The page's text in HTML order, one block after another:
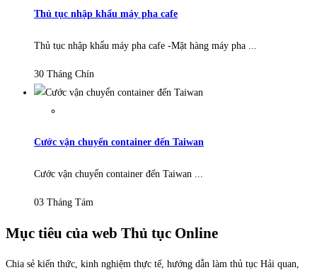
Thủ tục nhập khẩu máy pha cafe
Thủ tục nhập khẩu máy pha cafe -Mặt hàng máy pha ...
30 Tháng Chín
Cước vận chuyển container đến Taiwan
Cước vận chuyển container đến Taiwan ...
03 Tháng Tám
Mục tiêu của web Thủ tục Online
Chia sẻ kiến thức, kinh nghiệm thực tế, hướng dẫn làm thủ tục Hải quan,